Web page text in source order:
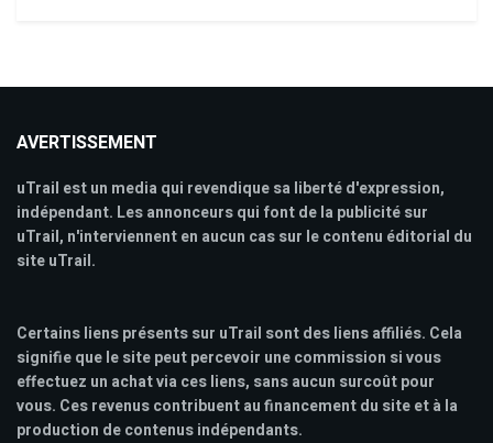
AVERTISSEMENT
uTrail est un media qui revendique sa liberté d'expression,
indépendant. Les annonceurs qui font de la publicité sur
uTrail, n'interviennent en aucun cas sur le contenu éditorial du
site uTrail.
Certains liens présents sur uTrail sont des liens affiliés. Cela
signifie que le site peut percevoir une commission si vous
effectuez un achat via ces liens, sans aucun surcoût pour
vous. Ces revenus contribuent au financement du site et à la
production de contenus indépendants.